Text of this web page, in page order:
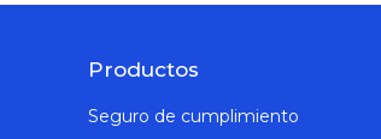
Productos
Seguro de cumplimiento